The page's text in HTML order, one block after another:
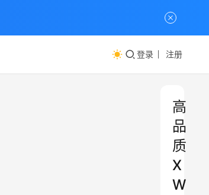
登录 注册
高
品
质
X
W